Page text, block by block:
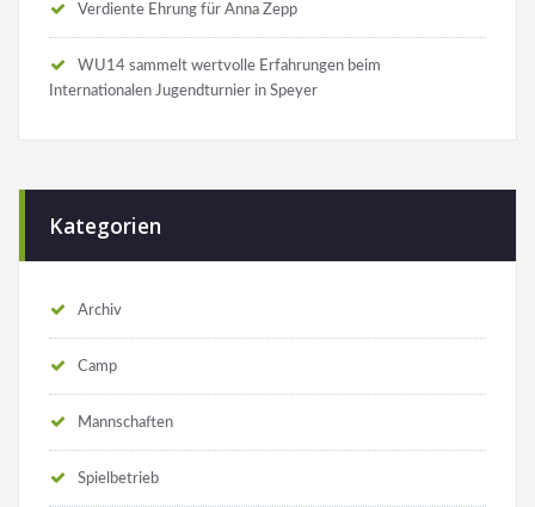
Verdiente Ehrung für Anna Zepp
WU14 sammelt wertvolle Erfahrungen beim
Internationalen Jugendturnier in Speyer
Kategorien
Archiv
Camp
Mannschaften
Spielbetrieb